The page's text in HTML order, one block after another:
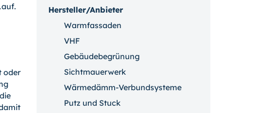
oder
Hersteller/Anbieter
Warmfassaden
VHF
Gebäudebegrünung
Sichtmauerwerk
Wärmedämm-Verbundsysteme
Putz und Stuck